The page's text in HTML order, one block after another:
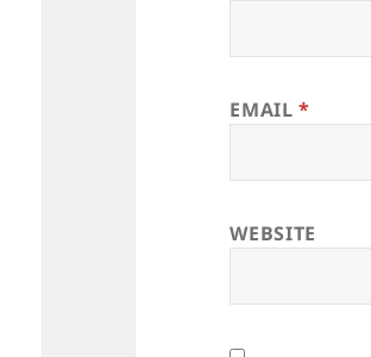
EMAIL*
WEBSITE